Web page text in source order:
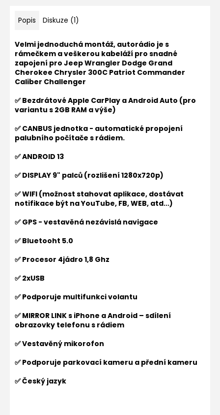
Popis Diskuze (1)
Velmi jednoduchá montáž, autorádio je s
rámečkem a veškerou kabeláží pro snadné
zapojení pro Jeep Wrangler Dodge Grand
Cherokee Chrysler 300C Patriot Commander
Caliber Challenger
✅ Bezdrátové Apple CarPlay a Android Auto (pro
variantu s 2GB RAM a výše)
✅ CANBUS jednotka - automatické propojení
palubního počítače s rádiem.
✅ ANDROID 13
✅ DISPLAY 9" palců (rozlišení 1280x720p)
✅ WIFI (možnost stahovat aplikace, dostávat
notifikace být na YouTube, FB, WEB, atd...)
✅ GPS - vestavěná nezávislá navigace
✅ Bluetooht 5.0
✅ Procesor 4jádro 1,8 Ghz
✅ 2xUSB
✅ Podporuje multifunkci volantu
✅ MIRROR LINK s iPhone a Android – sdílení
obrazovky telefonu s rádiem
✅ Vestavěný mikorofon
✅ Podporuje parkovací kameru a přední kameru
✅ Český jazyk